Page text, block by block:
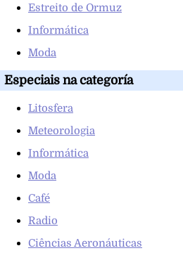
Estreito de Ormuz
Informática
Moda
Especiais na categoría
Litosfera
Meteorologia
Informática
Moda
Café
Radio
Ciências Aeronáuticas